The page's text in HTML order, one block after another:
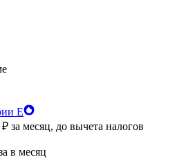
Е
₽ за месяц, до вычета налогов
в месяц